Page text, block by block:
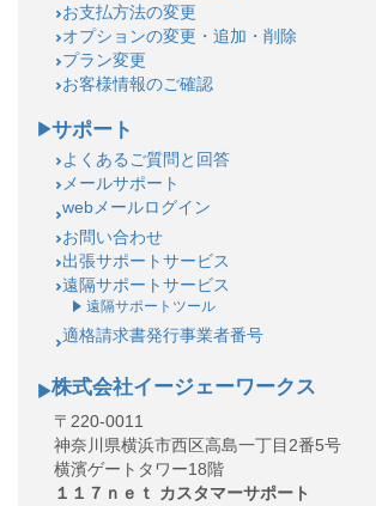
お支払方法の変更
オプションの変更・追加・削除
プラン変更
お客様情報のご確認
サポート
よくあるご質問と回答
メールサポート
webメールログイン
お問い合わせ
出張サポートサービス
遠隔サポートサービス
遠隔サポートツール
適格請求書発行事業者番号
株式会社イージェーワークス
〒220-0011
神奈川県横浜市西区高島一丁目2番5号
横濱ゲートタワー18階
１１７ｎｅｔ カスタマーサポート